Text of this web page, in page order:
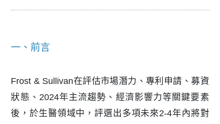
一、前言
Frost & Sullivan在評估市場潛力、專利申請、募資
狀態、2024年主流趨勢、經濟影響力等關鍵要素
後，於生醫領域中，評選出多項未來2-4年內將對